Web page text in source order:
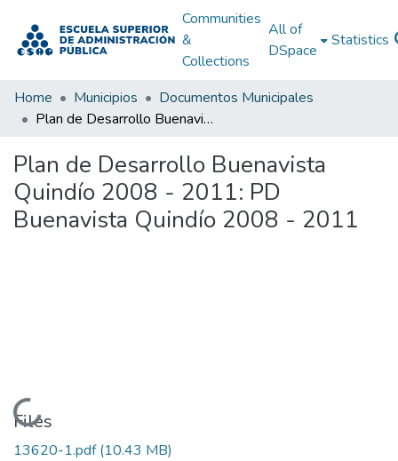
Communities
&
Collections
All of
DSpace
Statistics
Home Municipios
Documentos Municipales
Plan de Desarrollo Buenavista Quindío 2008 - 2011: PD Buenavista Quindío 2008 - 2011
Plan de Desarrollo Buenavista
Quindío 2008 - 2011: PD
Buenavista Quindío 2008 - 2011
Loading...
Files
13620-1.pdf(10.43 MB)